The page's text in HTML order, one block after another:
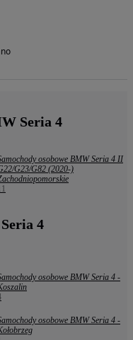
Seria 4
osobowe BMW Seria 4 II
G23/G82 (2020-)
4
osobowe BMW Seria 4 -
osobowe BMW Seria 4 -